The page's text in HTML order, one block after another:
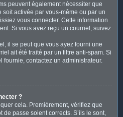
peuvent également nécessiter que
activée par vous-même ou par un
vous connecter. Cette information
Si vous avez reçu un courriel, suivez
il se peut que vous ayez fourni une
ait été traité par un filtre anti-spam. Si
fournie, contactez un administrateur.
?
cela. Premièrement, vérifiez que
de passe soient corrects. S’ils le sont,